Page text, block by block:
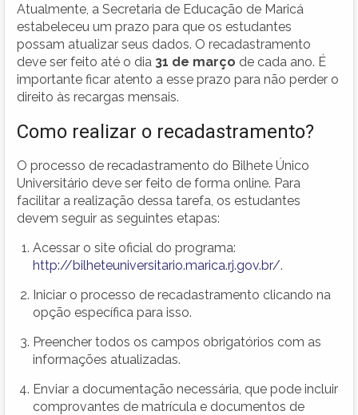
Atualmente, a Secretaria de Educação de Maricá
estabeleceu um prazo para que os estudantes
possam atualizar seus dados. O recadastramento
deve ser feito até o dia 31 de março de cada ano. É
importante ficar atento a esse prazo para não perder o
direito às recargas mensais.
Como realizar o recadastramento?
O processo de recadastramento do Bilhete Único
Universitário deve ser feito de forma online. Para
facilitar a realização dessa tarefa, os estudantes
devem seguir as seguintes etapas:
Acessar o site oficial do programa:
http://bilheteuniversitario.marica.rj.gov.br/.
Iniciar o processo de recadastramento clicando na
opção específica para isso.
Preencher todos os campos obrigatórios com as
informações atualizadas.
Enviar a documentação necessária, que pode incluir
comprovantes de matrícula e documentos de